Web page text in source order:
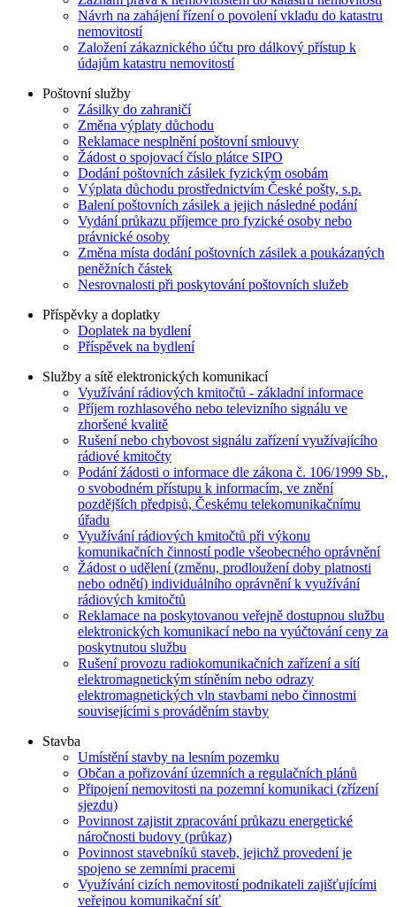
Návrh na zahájení řízení o povolení vkladu do katastru
nemovitostí
Založení zákaznického účtu pro dálkový přístup k
údajům katastru nemovitostí
Poštovní služby
Zásilky do zahraničí
Změna výplaty důchodu
Reklamace nesplnění poštovní smlouvy
Žádost o spojovací číslo plátce SIPO
Dodání poštovních zásilek fyzickým osobám
Výplata důchodu prostřednictvím České pošty, s.p.
Balení poštovních zásilek a jejich následné podání
Vydání průkazu příjemce pro fyzické osoby nebo
právnické osoby
Změna místa dodání poštovních zásilek a poukázaných
peněžních částek
Nesrovnalosti při poskytování poštovních služeb
Příspěvky a doplatky
Doplatek na bydlení
Příspěvek na bydlení
Služby a sítě elektronických komunikací
Využívání rádiových kmitočtů - základní informace
Příjem rozhlasového nebo televizního signálu ve
zhoršené kvalitě
Rušení nebo chybovost signálu zařízení využívajícího
rádiové kmitočty
Podání žádosti o informace dle zákona č. 106/1999 Sb.,
o svobodném přístupu k informacím, ve znění
pozdějších předpisů, Českému telekomunikačnímu
úřadu
Využívání rádiových kmitočtů při výkonu
komunikačních činností podle všeobecného oprávnění
Žádost o udělení (změnu, prodloužení doby platnosti
nebo odnětí) individuálního oprávnění k využívání
rádiových kmitočtů
Reklamace na poskytovanou veřejně dostupnou službu
elektronických komunikací nebo na vyúčtování ceny za
poskytnutou službu
Rušení provozu radiokomunikačních zařízení a sítí
elektromagnetickým stíněním nebo odrazy
elektromagnetických vln stavbami nebo činnostmi
souvisejícími s prováděním stavby
Stavba
Umístění stavby na lesním pozemku
Občan a pořizování územních a regulačních plánů
Připojení nemovitosti na pozemní komunikaci (zřízení
sjezdu)
Povinnost zajistit zpracování průkazu energetické
náročnosti budovy (průkaz)
Povinnost stavebníků staveb, jejichž provedení je
spojeno se zemními pracemi
Využívání cizích nemovitostí podnikateli zajišťujícími
veřejnou komunikační síť